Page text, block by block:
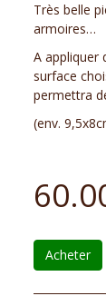
Très belle
armoires…
A appliquer
surface
permettra
(env.
Acheter